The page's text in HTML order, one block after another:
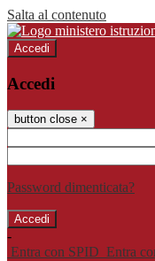
Salta al contenuto
Accedi
Accedi
button close ×
Password dimenticata?
-
Entra con SPID Entra